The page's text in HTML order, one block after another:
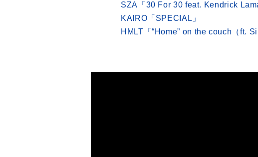
SZA「30 For 30 feat. Kendrick
KAIRO「SPECIAL」
HMLT「“Home” on the couch（ft.